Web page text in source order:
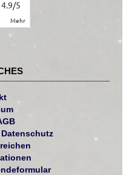
4.9/5
mehr